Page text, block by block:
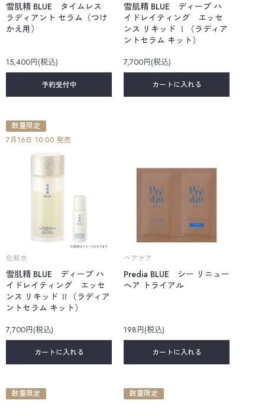
雪肌精 BLUE タイムレス
ラディアント セラム（つけ
かえ用）
15,400円(税込)
予約受付中
雪肌精 BLUE ディープ ハ
イドレイティング エッセ
ンス リキッド Ⅰ（ラディア
ントセラム キット）
7,700円(税込)
カートに入れる
数量限定
7月16日 10:00 発売
化粧水
雪肌精 BLUE ディープ ハ
イドレイティング エッセ
ンス リキッド Ⅱ（ラディア
ントセラム キット）
7,700円(税込)
カートに入れる
ヘアケア
Predia BLUE シー リニュー
ヘア トライアル
198円(税込)
カートに入れる
数量限定 数量限定